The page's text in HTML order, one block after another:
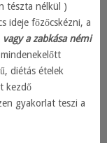
tészta nélkül )
ideje főzőcskézni, a
a zabkása némi
diétás ételek
kezdő
gyakorlat teszi a